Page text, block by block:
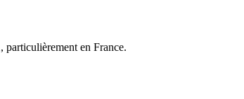
particulièrement en France.